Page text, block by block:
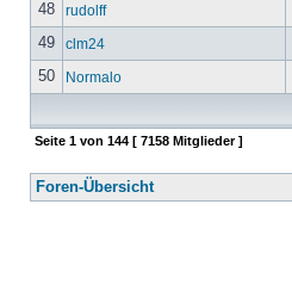
48 rudolff
49 clm24
50 Normalo
Seite 1 von 144 [ 7158 Mitglieder ]
Foren-Übersicht